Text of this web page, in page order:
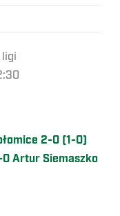
ligi
2-0 (1-0)
Artur Siemaszko